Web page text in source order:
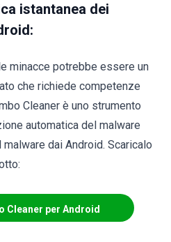
istantanea dei
minacce potrebbe essere un
che richiede competenze
Cleaner è uno strumento
automatica del malware
dai Android. Scaricalo
Cleaner per Android